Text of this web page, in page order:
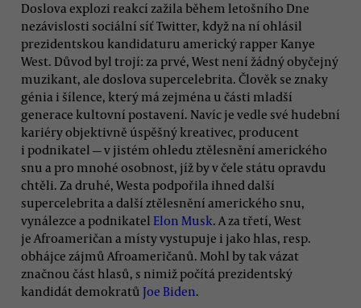
Doslova explozi reakcí zažila během letošního Dne
nezávislosti sociální síť Twitter, když na ní ohlásil
prezidentskou kandidaturu americký rapper Kanye
West. Důvod byl trojí: za prvé, West není žádný obyčejný
muzikant, ale doslova supercelebrita. Člověk se znaky
génia i šílence, který má zejména u části mladší
generace kultovní postavení. Navíc je vedle své hudební
kariéry objektivně úspěšný kreativec, producent
i podnikatel — v jistém ohledu ztělesnění amerického
snu a pro mnohé osobnost, jíž by v čele státu opravdu
chtěli. Za druhé, Westa podpořila ihned další
supercelebrita a další ztělesnění amerického snu,
vynálezce a podnikatel Elon Musk. A za třetí, West
je Afroameričan a místy vystupuje i jako hlas, resp.
obhájce zájmů Afroameričanů. Mohl by tak vázat
značnou část hlasů, s nimiž počítá prezidentský
kandidát demokratů Joe Biden.